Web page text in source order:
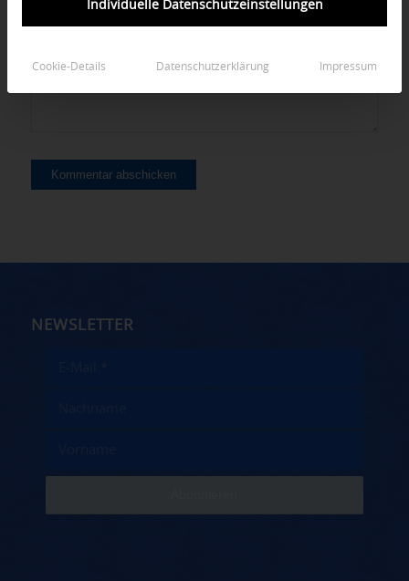
NEWSLETTER
Individuelle Datenschutzeinstellungen
Cookie-Details Datenschutzerklärung Impressum